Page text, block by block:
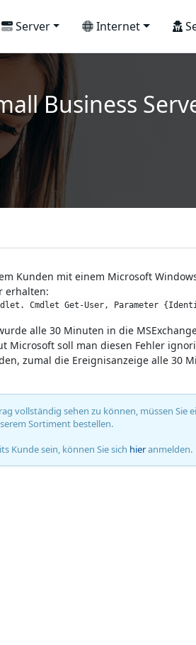
Server Internet
Business
Kunden mit einem Microsoft
erhalten:
Cmdlet Get-User, Parameter
alle 30 Minuten in die
Microsoft soll man diesen Fehler
zumal die Ereignisanzeige alle 30
vollständig sehen zu können, müssen Sie
Sortiment bestellen.
Kunde sein, können Sie sich hieranmelden.